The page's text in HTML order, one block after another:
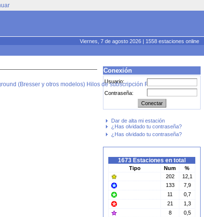
Viernes, 7 de agosto 2026 | 1558 estaciones online
(Bresser y otros modelos) Hilos de subscripción RSS
Conexión
Usuario:
Contraseña:
Dar de alta mi estación
¿Has olvidado tu contraseña?
¿Has olvidado tu contraseña?
1673 Estaciones en total
Tipo Num
%
202
12,1
133
7,9
11
0,7
21
1,3
8
0,5